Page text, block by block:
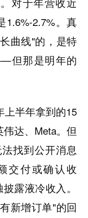
2.7%。真
曲线"的，是特
但那是明年的
上半年拿到的15
达、Meta。但
找到公开消息
交付或确认收
露液冷收入。
新增订单"的回